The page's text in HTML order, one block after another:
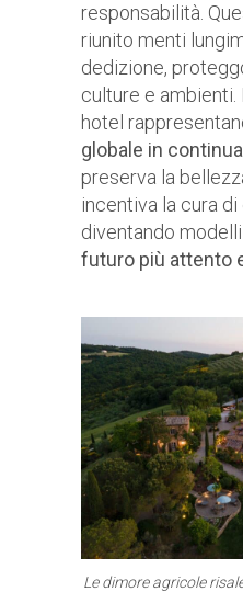
responsabilità.
riunito menti
dedizione,
culture e ambienti.
hotel
globale in
preserva la
incentiva la cura
diventando
futuro più attento
Le dimore agricole